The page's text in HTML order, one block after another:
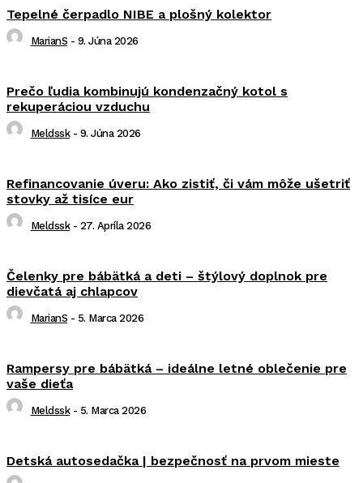
Tepelné čerpadlo NIBE a plošný kolektor
MarianS - 9. Júna 2026
Prečo ľudia kombinujú kondenzačný kotol s
rekuperáciou vzduchu
Meldssk - 9. Júna 2026
Refinancovanie úveru: Ako zistiť, či vám môže ušetriť
stovky až tisíce eur
Meldssk - 27. Apríla 2026
Čelenky pre bábätká a deti – štýlový doplnok pre
dievčatá aj chlapcov
MarianS - 5. Marca 2026
Rampersy pre bábätká – ideálne letné oblečenie pre
vaše dieťa
Meldssk - 5. Marca 2026
Detská autosedačka | bezpečnosť na prvom mieste